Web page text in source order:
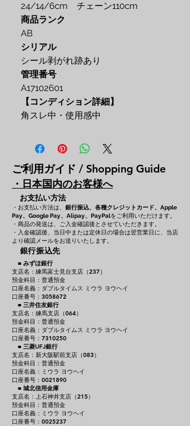
24/14/6cm チェーン110cm
商品ランク
AB
シリアル
シール剥がれ跡あり
管理番号
A17102601
【コンディション詳細】
角スレ中・使用感中
ご利用ガイド / Shopping Guide
・日本国内のお客様へ
お支払い方法
・お支払い方法は、 銀行振込、各種クレジットカード、 Apple
Pay、Google Pay、Alipay、PayPalをご利用いただけます。
・商品の発送は、ご入金確認後とさせていただきます。
・入金確認後、当日中または定休日の場合は翌営業日に、当店
より確認メールをお送りいたします。
銀行振込先
■ みずほ銀行
支店名：練馬富士見台支店（237）
預金科目：普通預金
口座名義：ダブルタイムス ミウラ ヨウヘイ
口座番号：3058672
■ 三井住友銀行
支店名：練馬支店（064）
預金科目：普通預金
口座名義：ダブルタイムス ミウラ ヨウヘイ
口座番号：7310250
■ 三菱UFJ銀行
支店名：新大阪駅前支店（083）
預金科目：普通預金
口座名義：ミウラ ヨウヘイ
口座番号：0021890
■ 城北信用金庫
支店名：上石神井支店（215）
預金科目：普通預金
口座名義：ミウラ ヨウヘイ
口座番号：0025237